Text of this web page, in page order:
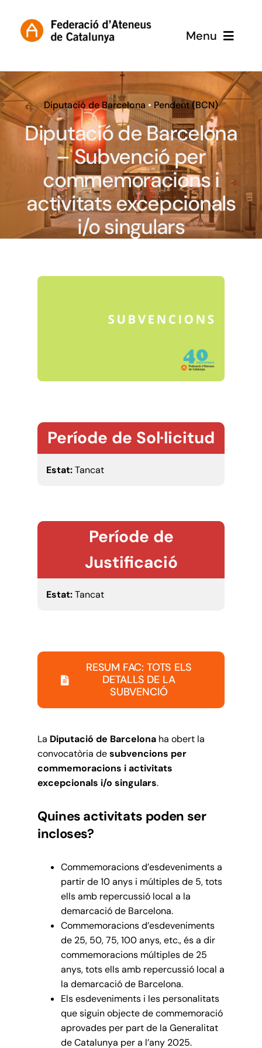
content
Menu
Inici
Subvencions
Diputació de Barcelona • Pendent (BCN)
Diputació de Barcelona
– Subvenció per
commemoracions i
activitats excepcionals
i/o singulars
Període de Sol·licitud
Estat:Tancat
Període de
Justificació
Estat:Tancat
RESUM FAC: TOTS ELS
DETALLS DE LA
SUBVENCIÓ
La Diputació de Barcelonaha obert la
convocatòria desubvencions per
commemoracions i activitats
excepcionals i/o singulars.
Quines activitats poden ser
incloses?
Commemoracions d’esdeveniments a
partir de 10 anys i múltiples de 5, tots
ells amb repercussió local a la
demarcació de Barcelona.
Commemoracions d’esdeveniments
de 25, 50, 75, 100 anys, etc., és a dir
commemoracions múltiples de 25
anys, tots ells amb repercussió local a
la demarcació de Barcelona.
Els esdeveniments i les personalitats
que siguin objecte de commemoració
aprovades per part de la Generalitat
de Catalunya per a l’any 2025.